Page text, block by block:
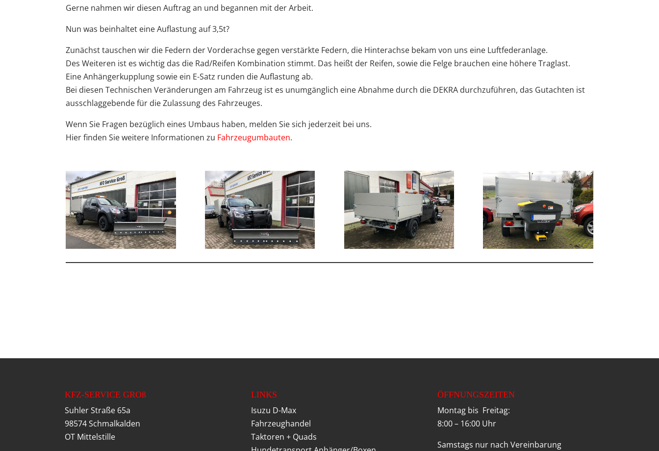
Gerne nahmen wir diesen Auftrag an und begannen mit der Arbeit.
Nun was beinhaltet eine Auflastung auf 3,5t?
Zunächst tauschen wir die Federn der Vorderachse gegen verstärkte Federn, die Hinterachse bekam von uns eine Luftfederanlage.
Des Weiteren ist es wichtig das die Rad/Reifen Kombination stimmt. Das heißt der Reifen, sowie die Felge brauchen eine höhere Traglast.
Eine Anhängerkupplung sowie ein E-Satz runden die Auflastung ab.
Bei diesen Technischen Veränderungen am Fahrzeug ist es unumgänglich eine Abnahme durch die DEKRA durchzuführen, das Gutachten ist
ausschlaggebende für die Zulassung des Fahrzeuges.
Wenn Sie Fragen bezüglich eines Umbaus haben, melden Sie sich jederzeit bei uns.
Hier finden Sie weitere Informationen zu Fahrzeugumbauten.
KFZ-SERVICE GROß
Suhler Straße 65a
98574 Schmalkalden
OT Mittelstille
LINKS
Isuzu D-Max
Fahrzeughandel
Taktoren + Quads
ÖFFNUNGSZEITEN
Montag bis Freitag:
8:00 – 16:00 Uhr
Samstags nur nach Vereinbarung